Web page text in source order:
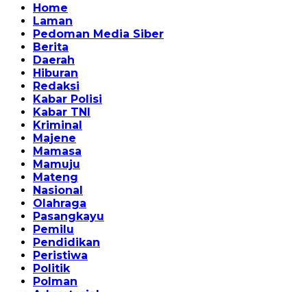
Home
Laman
Pedoman Media Siber
Berita
Daerah
Hiburan
Redaksi
Kabar Polisi
Kabar TNI
Kriminal
Majene
Mamasa
Mamuju
Mateng
Nasional
Olahraga
Pasangkayu
Pemilu
Pendidikan
Peristiwa
Politik
Polman